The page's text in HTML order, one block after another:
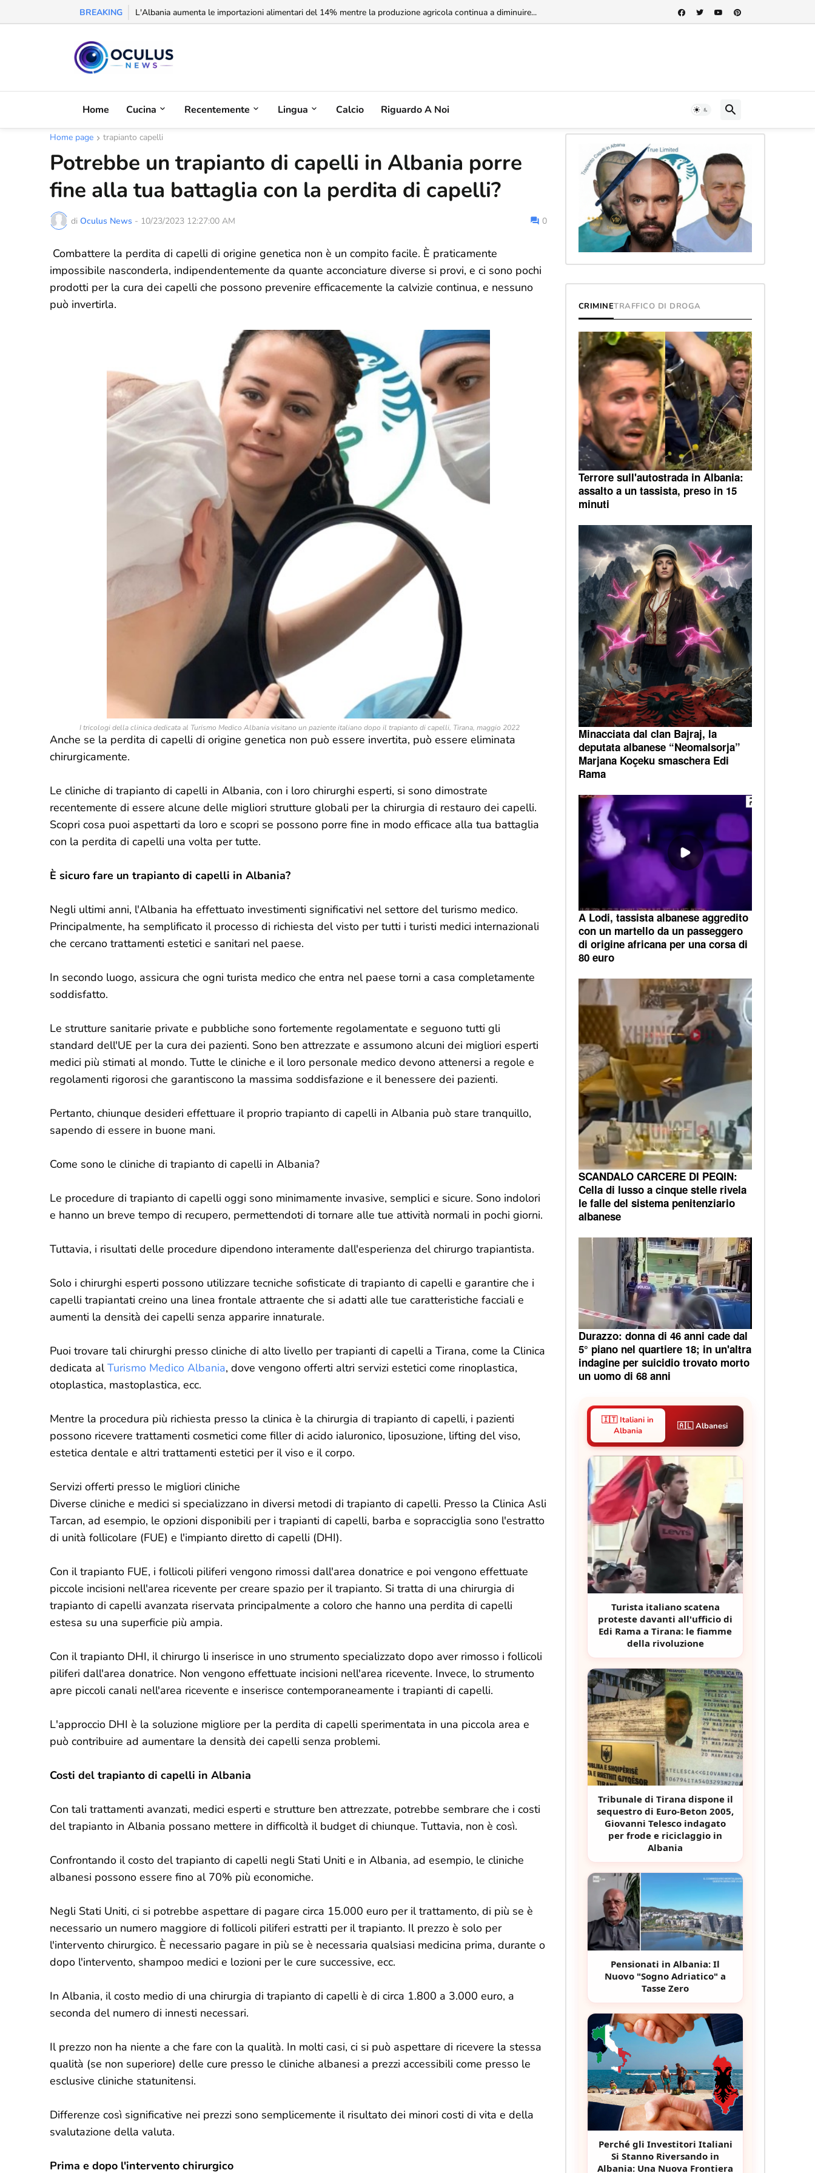
BREAKING Riconoscimento alla balcanica: la Serbia non riconosce il Kosovo, ma l'Albania potrebbe riconoscere la Serbia nel cuore della storia albanese...
Home Cucina Recentemente Lingua Calcio Riguardo A Noi
Home page trapianto capelli
Potrebbe un trapianto di capelli in Albania porre
fine alla tua battaglia con la perdita di capelli?
di Oculus News - 10/23/2023 12:27:00 AM 0
Combattere la perdita di capelli di origine genetica non è un compito facile. È praticamente
impossibile nasconderla, indipendentemente da quante acconciature diverse si provi, e ci sono pochi
prodotti per la cura dei capelli che possono prevenire efficacemente la calvizie continua, e nessuno
può invertirla.
I tricologi della clinica dedicata al Turismo Medico Albania visitano un paziente italiano dopo il trapianto di capelli, Tirana, maggio 2022
Anche se la perdita di capelli di origine genetica non può essere invertita, può essere eliminata
chirurgicamente.
Le cliniche di trapianto di capelli in Albania, con i loro chirurghi esperti, si sono dimostrate
recentemente di essere alcune delle migliori strutture globali per la chirurgia di restauro dei capelli.
Scopri cosa puoi aspettarti da loro e scopri se possono porre fine in modo efficace alla tua battaglia
con la perdita di capelli una volta per tutte.
È sicuro fare un trapianto di capelli in Albania?
Negli ultimi anni, l'Albania ha effettuato investimenti significativi nel settore del turismo medico.
Principalmente, ha semplificato il processo di richiesta del visto per tutti i turisti medici internazionali
che cercano trattamenti estetici e sanitari nel paese.
In secondo luogo, assicura che ogni turista medico che entra nel paese torni a casa completamente
soddisfatto.
Le strutture sanitarie private e pubbliche sono fortemente regolamentate e seguono tutti gli
standard dell'UE per la cura dei pazienti. Sono ben attrezzate e assumono alcuni dei migliori esperti
medici più stimati al mondo. Tutte le cliniche e il loro personale medico devono attenersi a regole e
regolamenti rigorosi che garantiscono la massima soddisfazione e il benessere dei pazienti.
Pertanto, chiunque desideri effettuare il proprio trapianto di capelli in Albania può stare tranquillo,
sapendo di essere in buone mani.
Come sono le cliniche di trapianto di capelli in Albania?
Le procedure di trapianto di capelli oggi sono minimamente invasive, semplici e sicure. Sono indolori
e hanno un breve tempo di recupero, permettendoti di tornare alle tue attività normali in pochi giorni.
Tuttavia, i risultati delle procedure dipendono interamente dall'esperienza del chirurgo trapiantista.
Solo i chirurghi esperti possono utilizzare tecniche sofisticate di trapianto di capelli e garantire che i
capelli trapiantati creino una linea frontale attraente che si adatti alle tue caratteristiche facciali e
aumenti la densità dei capelli senza apparire innaturale.
Puoi trovare tali chirurghi presso cliniche di alto livello per trapianti di capelli a Tirana, come la Clinica
dedicata alTurismo Medico Albania, dove vengono offerti altri servizi estetici come rinoplastica,
otoplastica, mastoplastica, ecc.
Mentre la procedura più richiesta presso la clinica è la chirurgia di trapianto di capelli, i pazienti
possono ricevere trattamenti cosmetici come filler di acido ialuronico, liposuzione, lifting del viso,
estetica dentale e altri trattamenti estetici per il viso e il corpo.
Servizi offerti presso le migliori cliniche
Diverse cliniche e medici si specializzano in diversi metodi di trapianto di capelli. Presso la Clinica Asli
Tarcan, ad esempio, le opzioni disponibili per i trapianti di capelli, barba e sopracciglia sono l'estratto
di unità follicolare (FUE) e l'impianto diretto di capelli (DHI).
Con il trapianto FUE, i follicoli piliferi vengono rimossi dall'area donatrice e poi vengono effettuate
piccole incisioni nell'area ricevente per creare spazio per il trapianto. Si tratta di una chirurgia di
trapianto di capelli avanzata riservata principalmente a coloro che hanno una perdita di capelli
estesa su una superficie più ampia.
Con il trapianto DHI, il chirurgo li inserisce in uno strumento specializzato dopo aver rimosso i follicoli
piliferi dall'area donatrice. Non vengono effettuate incisioni nell'area ricevente. Invece, lo strumento
apre piccoli canali nell'area ricevente e inserisce contemporaneamente i trapianti di capelli.
L'approccio DHI è la soluzione migliore per la perdita di capelli sperimentata in una piccola area e
può contribuire ad aumentare la densità dei capelli senza problemi.
Costi del trapianto di capelli in Albania
Con tali trattamenti avanzati, medici esperti e strutture ben attrezzate, potrebbe sembrare che i costi
del trapianto in Albania possano mettere in difficoltà il budget di chiunque. Tuttavia, non è così.
Confrontando il costo del trapianto di capelli negli Stati Uniti e in Albania, ad esempio, le cliniche
albanesi possono essere fino al 70% più economiche.
Negli Stati Uniti, ci si potrebbe aspettare di pagare circa 15.000 euro per il trattamento, di più se è
necessario un numero maggiore di follicoli piliferi estratti per il trapianto. Il prezzo è solo per
l'intervento chirurgico. È necessario pagare in più se è necessaria qualsiasi medicina prima, durante o
dopo l'intervento, shampoo medici e lozioni per le cure successive, ecc.
In Albania, il costo medio di una chirurgia di trapianto di capelli è di circa 1.800 a 3.000 euro, a
seconda del numero di innesti necessari.
Il prezzo non ha niente a che fare con la qualità. In molti casi, ci si può aspettare di ricevere la stessa
qualità (se non superiore) delle cure presso le cliniche albanesi a prezzi accessibili come presso le
esclusive cliniche statunitensi.
Differenze così significative nei prezzi sono semplicemente il risultato dei minori costi di vita e della
svalutazione della valuta.
Prima e dopo l'intervento chirurgico
CRIMINETRAFFICO DI DROGA
Terrore sull'autostrada in Albania:
assalto a un tassista, preso in 15
minuti
Minacciata dal clan Bajraj, la
deputata albanese “Neomalsorja”
Marjana Koçeku smaschera Edi
Rama
A Lodi, tassista albanese aggredito
con un martello da un passeggero
di origine africana per una corsa di
80 euro
SCANDALO CARCERE DI PEQIN:
Cella di lusso a cinque stelle rivela
le falle del sistema penitenziario
albanese
Durazzo: donna di 46 anni cade dal
5° piano nel quartiere 18; in un'altra
indagine per suicidio trovato morto
un uomo di 68 anni
🇮🇹 Italiani in
Albania
🇦🇱 Albanesi
Turista italiano scatena
proteste davanti all'ufficio di
Edi Rama a Tirana: le fiamme
della rivoluzione
Tribunale di Tirana dispone il
sequestro di Euro-Beton 2005,
Giovanni Telesco indagato
per frode e riciclaggio in
Albania
Pensionati in Albania: Il
Nuovo "Sogno Adriatico" a
Tasse Zero
Perché gli Investitori Italiani
Si Stanno Riversando in
Albania: Una Nuova Frontiera